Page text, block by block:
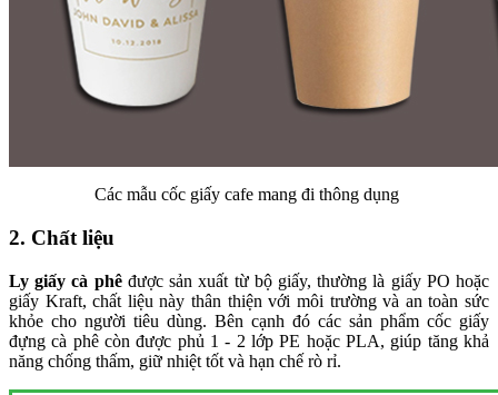
Các mẫu cốc giấy cafe mang đi thông dụng
2. Chất liệu
Ly giấy cà phêđược sản xuất từ bộ giấy, thường là giấy PO hoặc
giấy Kraft,chất liệu này thân thiện với môi trường và an toàn sức
khỏe cho người tiêu dùng. Bên cạnh đó các sản phẩm cốc giấy
đựng cà phê còn được phủ 1 - 2 lớp PE hoặc PLA, giúp tăng khả
năng chống thấm, giữ nhiệt tốt và hạn chế rò rỉ.